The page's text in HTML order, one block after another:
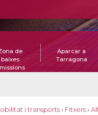
de
baixes
Aparcar a
Tarragona
i transports › Fitxers ›